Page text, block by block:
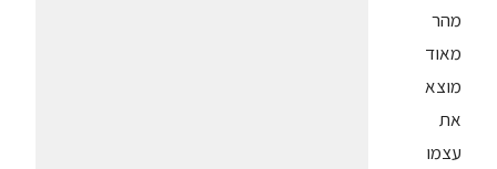
מהר
מאוד
מוצא
את
עצמו